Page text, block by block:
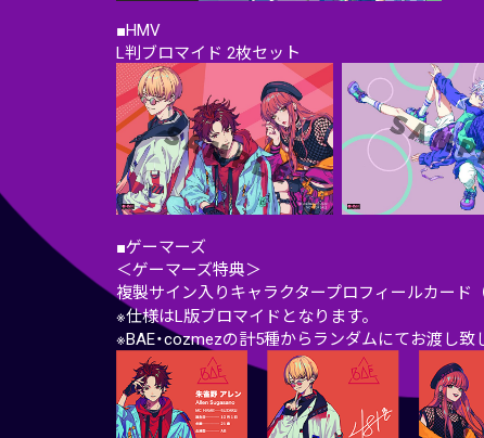
■HMV
L判ブロマイド 2枚セット
■ゲーマーズ
＜ゲーマーズ特典＞
複製サイン入りキャラクタープロフィールカード
※仕様はL版ブロマイドとなります。
※BAE・cozmezの計5種からランダムにてお渡し致